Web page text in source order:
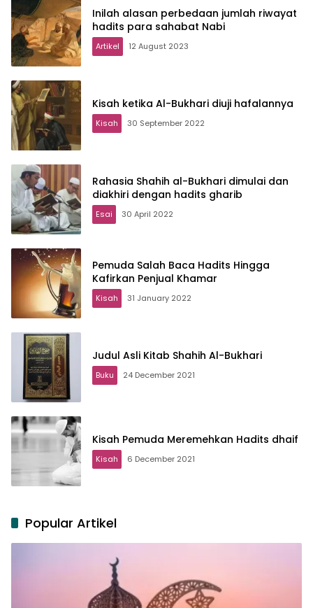
Inilah alasan perbedaan jumlah riwayat
hadits para sahabat Nabi
Artikel 12 August 2023
Kisah ketika Al-Bukhari diuji hafalannya
Kisah 30 September 2022
Rahasia Shahih al-Bukhari dimulai dan
diakhiri dengan hadits gharib
Esai 30 April 2022
Pemuda Salah Baca Hadits Hingga
Kafirkan Penjual Khamar
Kisah 31 January 2022
Judul Asli Kitab Shahih Al-Bukhari
Buku 24 December 2021
Kisah Pemuda Meremehkan Hadits dhaif
Kisah 6 December 2021
Popular Artikel